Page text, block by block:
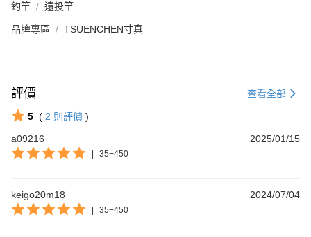
釣竿 遠投竿
品牌專區 TSUENCHEN寸真
評價 查看全部
5 ( 2 則評價 )
a09216
2025/01/15
35−450
keigo20m18 2024/07/04
35−450